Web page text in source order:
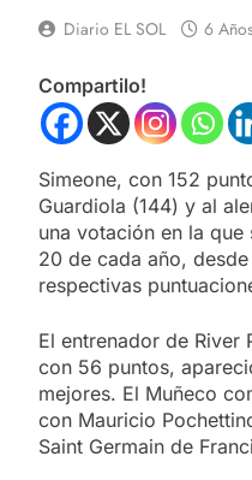
Diario EL SOL 6
Compartilo!
Simeone, con 152
Guardiola (144) y al
una votación en la que
20 de cada año,
respectivas
El entrenador de River
con 56 puntos,
mejores. El Muñeco
con Mauricio
Saint Germain de